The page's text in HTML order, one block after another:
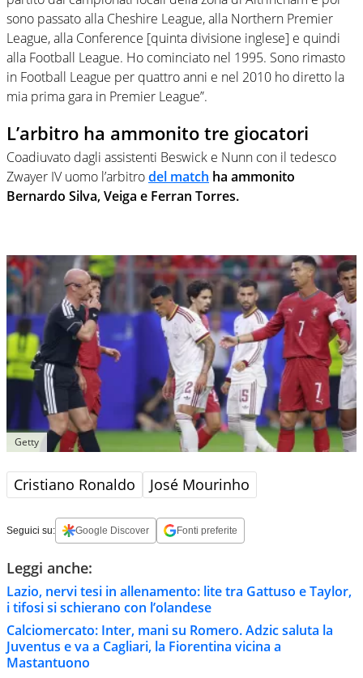
sono passato alla Cheshire League, alla Northern Premier
League, alla Conference [quinta divisione inglese] e quindi
alla Football League. Ho cominciato nel 1995. Sono rimasto
in Football League per quattro anni e nel 2010 ho diretto la
mia prima gara in Premier League”.
L’arbitro ha ammonito tre giocatori
Coadiuvato dagli assistenti Beswick e Nunn con il tedesco
Zwayer IV uomo l’arbitrodel match ha ammonito
Bernardo Silva, Veiga e Ferran Torres.
Getty
Cristiano Ronaldo José Mourinho
Seguici su: Google Discover Fonti preferite
Leggi anche:
Lazio, nervi tesi in allenamento: lite tra Gattuso e Taylor,
i tifosi si schierano con l’olandese
Calciomercato: Inter, mani su Romero. Adzic saluta la
Juventus e va a Cagliari, la Fiorentina vicina a
Mastantuono